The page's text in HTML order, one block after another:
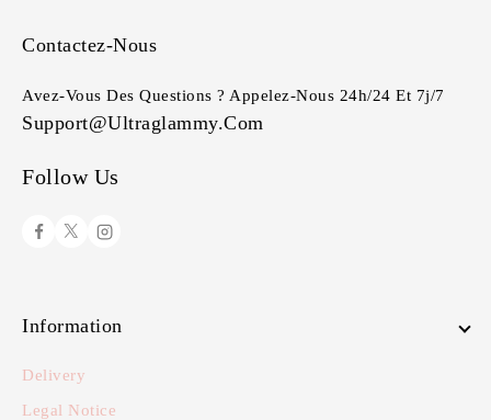
Contactez-Nous
Avez-Vous Des Questions ? Appelez-Nous 24h/24 Et 7j/7
Support@ultraglammy.com
Follow Us
Information
Delivery
Legal Notice